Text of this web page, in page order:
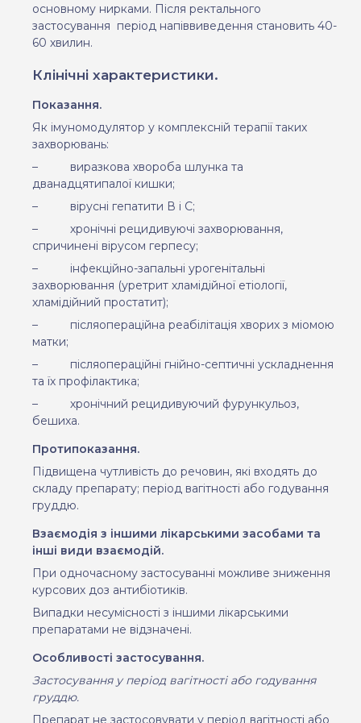
основному нирками. Після ректального
застосування період напiввиведення становить 40-
60 хвилин.
Клінічні характеристики.
Показання.
Як імуномодулятор у комплексній терапії таких
захворювань:
–
виразкова хвороба шлунка та
дванадцятипалої кишки;
–
вірусні гепатити В і С;
–
хронічні рецидивуючі захворювання,
спричинені вірусом герпесу;
–
інфекційно-запальні урогенітальні
захворювання (уретрит хламідійної етіології,
хламідійний простатит);
–
післяопераційна реабілітація хворих з міомою
матки;
–
післяопераційні гнійно-септичні ускладнення
та їх профілактика;
–
хронічний рецидивуючий фурункульоз,
бешиха.
Протипоказання.
Підвищена чутливість до речовин, які входять до
складу препарату; період вагітності або годування
груддю.
Взаємодія з іншими лікарськими засобами та
інші види взаємодій.
При одночасному застосуванні можливе зниження
курсових доз антибіотиків.
Випадки несумісності з іншими лікарськими
препаратами не відзначені.
Особливості застосування.
Застосування у період вагітності або годування
груддю.
Препарат не застосовувати у період вагітності або